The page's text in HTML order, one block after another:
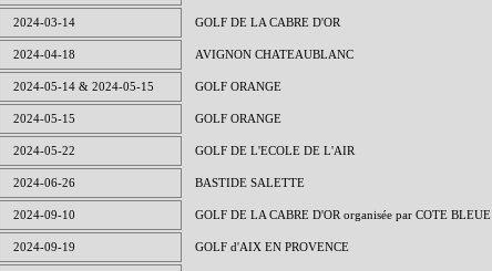
2024-03-14 GOLF DE LA CABRE D'OR
2024-04-18 AVIGNON CHATEAUBLANC
2024-05-14 & 2024-05-15 GOLF ORANGE
2024-05-15 GOLF ORANGE
2024-05-22 GOLF DE L'ECOLE DE L'AIR
2024-06-26 BASTIDE SALETTE
2024-09-10 GOLF DE LA CABRE D'OR organisée par COTE BLEUE
2024-09-19 GOLF d'AIX EN PROVENCE